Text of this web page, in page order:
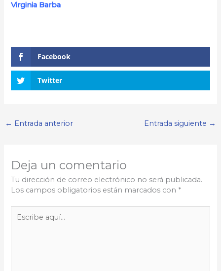
Virginia Barba
Facebook
Twitter
← Entrada anterior Entrada siguiente →
Deja un comentario
Tu dirección de correo electrónico no será publicada.
Los campos obligatorios están marcados con *
aquí...